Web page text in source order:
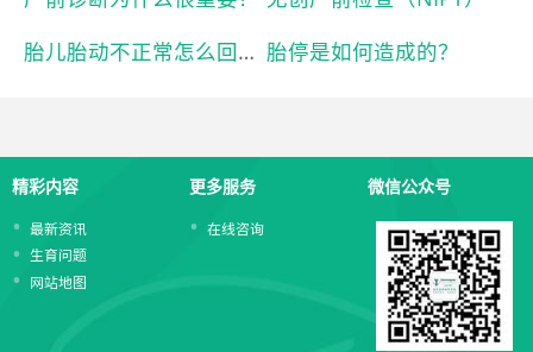
胎儿胎动不正常怎么回事？ 胎停是如何造成的？
精彩内容
最新资讯
生育问题
网站地图
更多服务
在线咨询
微信公众号